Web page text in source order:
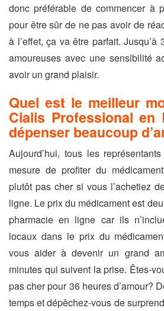
donc préférable de commencer à
pour être sûr de ne pas avoir de
à l’effet, ça va être parfait.
amoureuses avec une sensibilité
avoir un grand plaisir.
Quel est le meilleur
Cialis Professional en
dépenser beaucoup
Aujourd’hui, tous les
mesure de profiter du
plutôt pas cher si vous l’achetiez
ligne. Le prix du médicament est
pharmacie en ligne car ils
locaux dans le prix du
vous aider à devenir un grand
minutes qui suivent la prise. Êtes-
pas cher pour 36 heures d’amour?
temps et dépêchez-vous de